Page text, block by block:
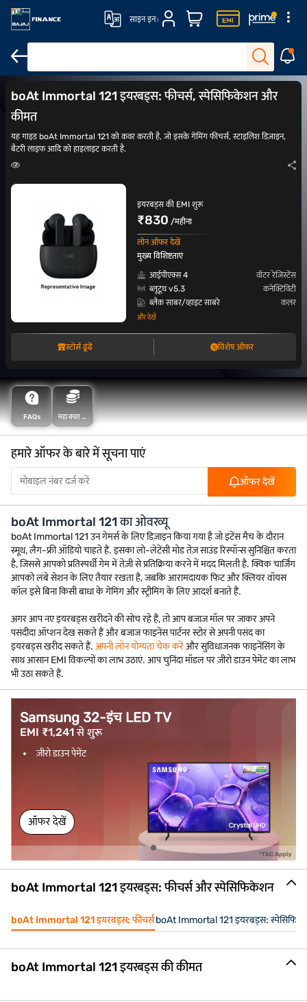
साइन इन
वॉटरप्रूफ इयरबड्स स्पोर्ट्स इयरबड्स इयरबड्स और हेडफोन पर ऑफर ENC
boAt Immortal 121 इयरबड्स: फीचर्स, स्पेसिफिकेशन और
कीमत
यह गाइड boAt Immortal 121 को कवर करती है, जो इसके गेमिंग फीचर्स, स्टाइलिश डिज़ाइन,
बैटरी लाइफ आदि को हाइलाइट करती है.
इयरबड्स की EMI शुरू
₹830 /महीना
लोन ऑफर देखें
मुख्य विशिष्टताएं
आईपीएक्स 4
वॉटर रेजिस्टेंस
ब्लूटूथ v5.3
कनेक्टिविटी
ब्लैक साबर/व्हाइट साबरे
कलर
और देखें
स्टोर्स ढूंढें विशेष ऑफर
FAQs
महा बचत के
साथ अधिक
हमारे ऑफर के बारे में सूचना पाएं
ऑफर देखें
boAt Immortal 121 का ओवरव्यू
boAt Immortal 121 उन गेमर्स के लिए डिज़ाइन किया गया है जो इंटेंस मैच के दौरान
स्मूथ, लैग-फ्री ऑडियो चाहते हैं. इसका लो-लेटेंसी मोड तेज़ साउंड रिस्पॉन्स सुनिश्चित करता
है, जिससे आपको प्रतिस्पर्धी गेम में तेज़ी से प्रतिक्रिया करने में मदद मिलती है. क्विक चार्जिंग
आपको लंबे सेशन के लिए तैयार रखता है, जबकि आरामदायक फिट और क्लियर वॉयस
कॉल इसे बिना किसी बाधा के गेमिंग और स्ट्रीमिंग के लिए आदर्श बनाते हैं.
अगर आप नए इयरबड्स खरीदने की सोच रहे हैं, तो आप बजाज मॉल पर जाकर अपने
पसंदीदा ऑप्शन देख सकते हैं और बजाज फाइनेंस पार्टनर स्टोर से अपनी पसंद का
इयरबड्स खरीद सकते हैं. अपनी लोन योग्यता चेक करेंऔर सुविधाजनक फाइनेंसिंग के
साथ आसान EMI विकल्पों का लाभ उठाएं. आप चुनिंदा मॉडल पर ज़ीरो डाउन पेमेंट का लाभ
भी उठा सकते हैं.
Samsung 32-इंच LED TV
EMI ₹1,241 से शुरू
ज़ीरो डाउन पेमेंट
ऑफर देखें
boAt Immortal 121 इयरबड्स: फीचर्स और स्पेसिफिकेशन
boAt Immortal 121 इयरबड्स: फीचर्सboAt Immortal 121 इयरबड्स:
boAt Immortal 121 इयरबड्स की कीमत